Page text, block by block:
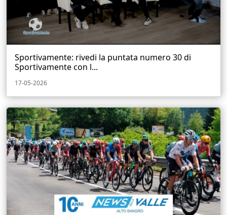
Sportivamente: rivedi la puntata numero 30 di
Sportivamente con l...
17-05-2026